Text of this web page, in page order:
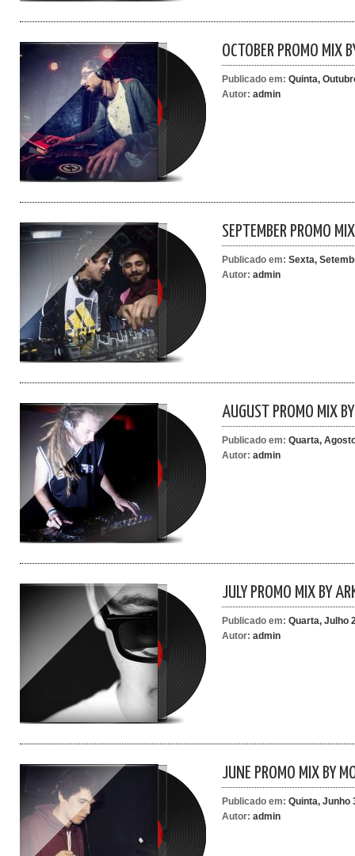
OCTOBER PROMO MIX
Publicado em: Quinta,
Autor: admin
SEPTEMBER PROMO
Publicado em: Sexta,
Autor: admin
AUGUST PROMO MIX
Publicado em: Quarta,
Autor: admin
JULY PROMO MIX BY
Publicado em: Quarta, Julho
Autor: admin
JUNE PROMO MIX BY
Publicado em: Quinta, Junho
Autor: admin